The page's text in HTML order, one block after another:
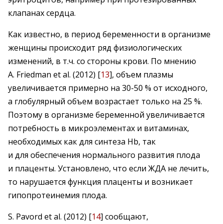
клапанах сердца.
Как известно, в период беременности в организме
женщины происходит ряд физиологических
изменений, в т.ч. со стороны крови. По мнению
A. Friedman et al. (2012) [13], объем плазмы
увеличивается примерно на 30-50 % от исходного,
а глобулярный объем возрастает только на 25 %.
Поэтому в организме беременной увеличивается
потребность в микроэлементах и витаминах,
необходимых как для синтеза Hb, так
и для обеспечения нормального развития плода
и плаценты. Установлено, что если ЖДА не лечить,
то нарушается функция плаценты и возникает
гипопротеинемия плода.
S. Pavord et al. (2012) [14] сообщают,